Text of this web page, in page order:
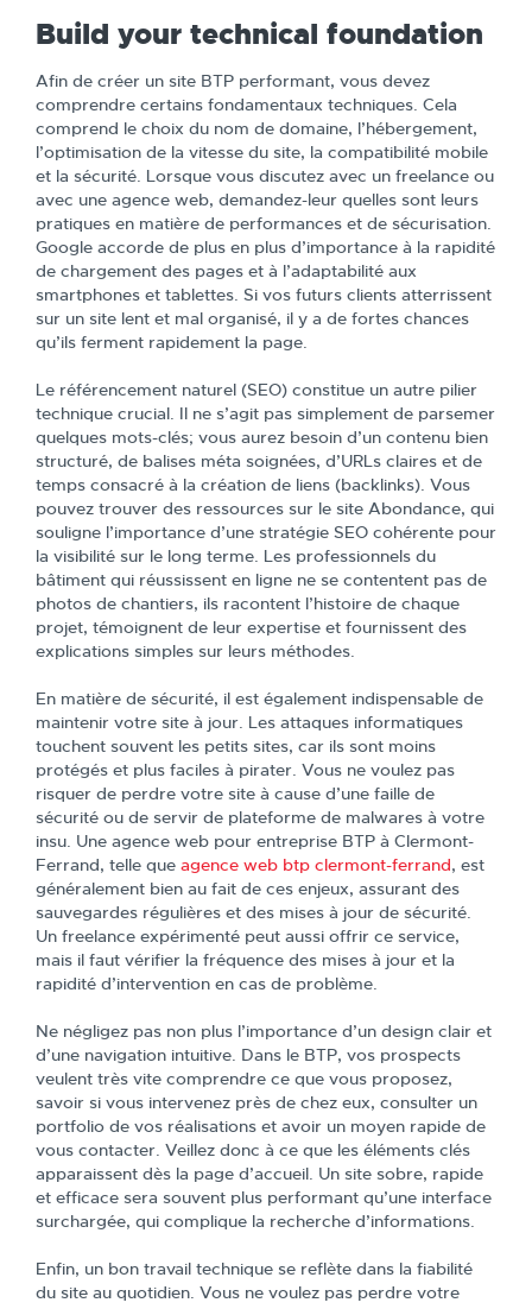
Build your technical foundation
Afin de créer un site BTP performant, vous devez
comprendre certains fondamentaux techniques. Cela
comprend le choix du nom de domaine, l’hébergement,
l’optimisation de la vitesse du site, la compatibilité mobile
et la sécurité. Lorsque vous discutez avec un freelance ou
avec une agence web, demandez-leur quelles sont leurs
pratiques en matière de performances et de sécurisation.
Google accorde de plus en plus d’importance à la rapidité
de chargement des pages et à l’adaptabilité aux
smartphones et tablettes. Si vos futurs clients atterrissent
sur un site lent et mal organisé, il y a de fortes chances
qu’ils ferment rapidement la page.
Le référencement naturel (SEO) constitue un autre pilier
technique crucial. Il ne s’agit pas simplement de parsemer
quelques mots-clés; vous aurez besoin d’un contenu bien
structuré, de balises méta soignées, d’URLs claires et de
temps consacré à la création de liens (backlinks). Vous
pouvez trouver des ressources sur le site Abondance, qui
souligne l’importance d’une stratégie SEO cohérente pour
la visibilité sur le long terme. Les professionnels du
bâtiment qui réussissent en ligne ne se contentent pas de
photos de chantiers, ils racontent l’histoire de chaque
projet, témoignent de leur expertise et fournissent des
explications simples sur leurs méthodes.
En matière de sécurité, il est également indispensable de
maintenir votre site à jour. Les attaques informatiques
touchent souvent les petits sites, car ils sont moins
protégés et plus faciles à pirater. Vous ne voulez pas
risquer de perdre votre site à cause d’une faille de
sécurité ou de servir de plateforme de malwares à votre
insu. Une agence web pour entreprise BTP à Clermont-
Ferrand, telle que agence web btp clermont-ferrand, est
généralement bien au fait de ces enjeux, assurant des
sauvegardes régulières et des mises à jour de sécurité.
Un freelance expérimenté peut aussi offrir ce service,
mais il faut vérifier la fréquence des mises à jour et la
rapidité d’intervention en cas de problème.
Ne négligez pas non plus l’importance d’un design clair et
d’une navigation intuitive. Dans le BTP, vos prospects
veulent très vite comprendre ce que vous proposez,
savoir si vous intervenez près de chez eux, consulter un
portfolio de vos réalisations et avoir un moyen rapide de
vous contacter. Veillez donc à ce que les éléments clés
apparaissent dès la page d’accueil. Un site sobre, rapide
et efficace sera souvent plus performant qu’une interface
surchargée, qui complique la recherche d’informations.
Enfin, un bon travail technique se reflète dans la fiabilité
du site au quotidien. Vous ne voulez pas perdre votre